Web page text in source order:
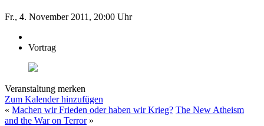
Fr., 4. November 2011, 20:00 Uhr
Vortrag
Veranstaltung merken
Zum Kalender hinzufügen
« Machen wir Frieden oder haben wir Krieg? The New Atheism
and the War on Terror»